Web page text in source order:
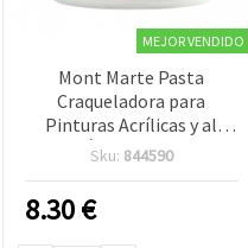
MEJOR VENDIDO
Mont Marte Pasta
Craqueladora para
Pinturas Acrílicas y al
Óleo 250 ml
Sku: 844590
8.30€